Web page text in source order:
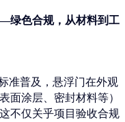
绿色合规，从材料到工
准普及，悬浮门在外观
面涂层、密封材料等）
不仅关乎项目验收合规